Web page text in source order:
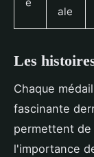
ale
Les
Chaque
fascinante
permettent
l'importance